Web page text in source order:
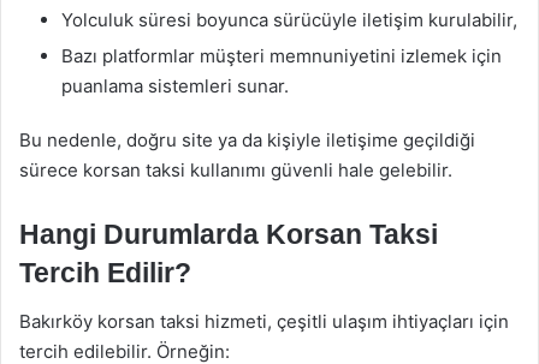
Yolculuk süresi boyunca sürücüyle iletişim kurulabilir,
Bazı platformlar müşteri memnuniyetini izlemek için
puanlama sistemleri sunar.
Bu nedenle, doğru site ya da kişiyle iletişime geçildiği
sürece korsan taksi kullanımı güvenli hale gelebilir.
Hangi Durumlarda Korsan Taksi
Tercih Edilir?
Bakırköy korsan taksi hizmeti, çeşitli ulaşım ihtiyaçları için
tercih edilebilir. Örneğin: